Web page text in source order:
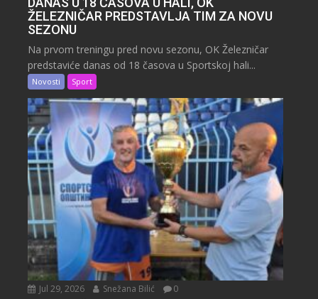
ŽELEZNIČAR PREDSTAVLJA TIM ZA NOVU
SEZONU
Na prvom treningu pred novu sezonu, OK Železničar
predstaviće danas od 18 časova u Sportskoj hali...
Novosti Sport
Jul 29, 2026 Snežana Bilić 0